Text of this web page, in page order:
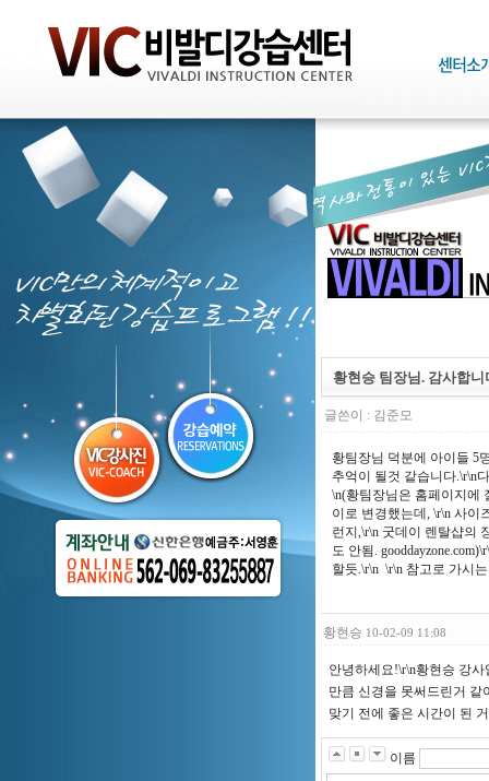
황현승 팀장님. 감사합니
글쓴이 : 김준모
황팀장님 덕분에 아이들 5
추억이 될것 같습니다.\r\n
\n(황팀장님은 홈페이지에
이로 변경했는데, \r\n 사이
런지,\r\n 굿데이 렌탈샵의
도 안됨.
할듯.\r\n \r\n 참고로 가시
황현승 10-02-09 11:08
안녕하세요!\r\n황현승 강
만큼 신경을 못써드린거 같
맞기 전에 좋은 시간이 된
이름